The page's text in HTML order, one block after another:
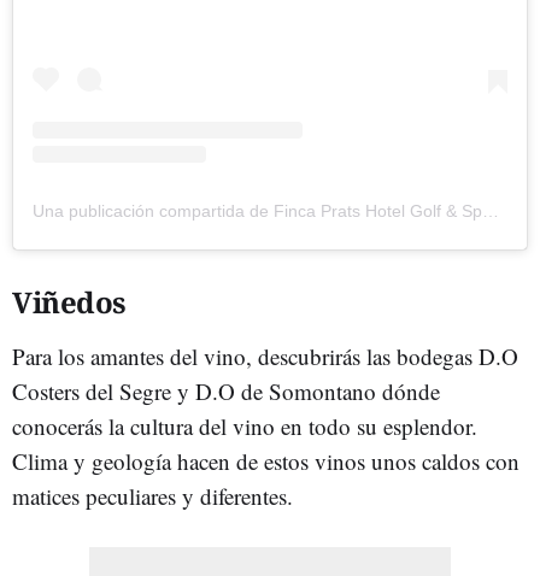
Viñedos
Para los amantes del vino, descubrirás las bodegas D.O
Costers del Segre y D.O de Somontano dónde
conocerás la cultura del vino en todo su esplendor.
Clima y geología hacen de estos vinos unos caldos con
matices peculiares y diferentes.